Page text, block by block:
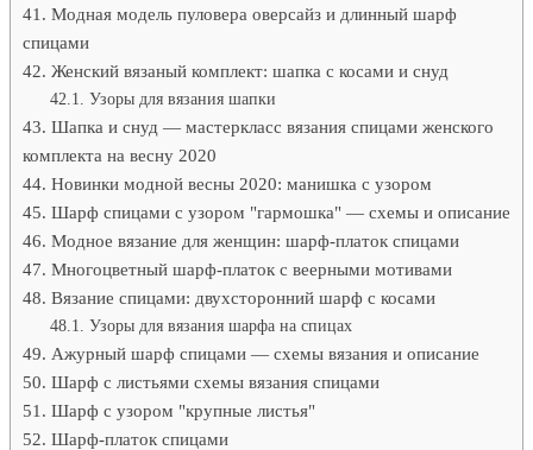
Модная модель пуловера оверсайз и длинный шарф
спицами
Женский вязаный комплект: шапка с косами и снуд
Узоры для вязания шапки
Шапка и снуд — мастеркласс вязания спицами женского
комплекта на весну 2020
Новинки модной весны 2020: манишка с узором
Шарф спицами с узором "гармошка" — схемы и описание
Модное вязание для женщин: шарф-платок спицами
Многоцветный шарф-платок с веерными мотивами
Вязание спицами: двухсторонний шарф с косами
Узоры для вязания шарфа на спицах
Ажурный шарф спицами — схемы вязания и описание
Шарф с листьями схемы вязания спицами
Шарф с узором "крупные листья"
Шарф-платок спицами